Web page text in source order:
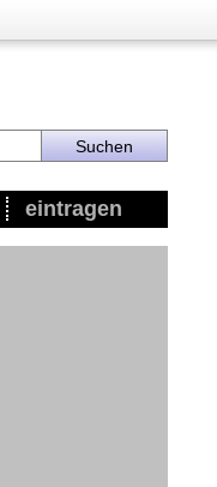
eintragen